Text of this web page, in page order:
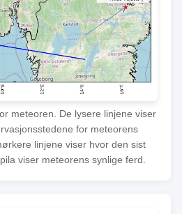
meteoren. De lysere linjene viser
for meteorens
linjene viser hvor den sist
viser meteorens synlige ferd.